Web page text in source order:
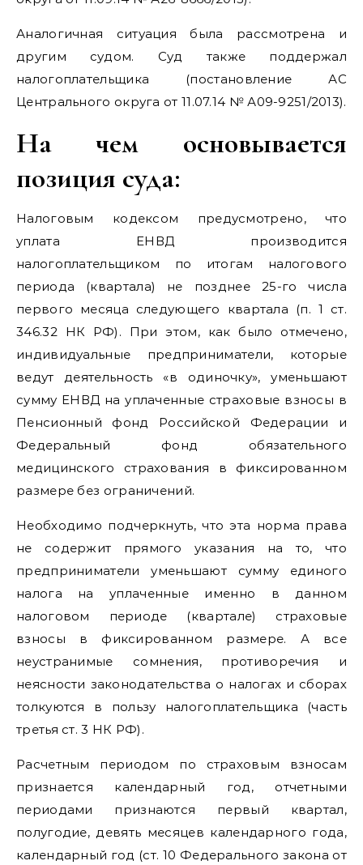
Аналогичная ситуация была рассмотрена и
другим судом. Суд также поддержал
налогоплательщика (постановление АС
Центрального округа от 11.07.14 № А09-9251/2013).
На чем основывается
позиция суда:
Налоговым кодексом предусмотрено, что
уплата ЕНВД производится
налогоплательщиком по итогам налогового
периода (квартала) не позднее 25-го числа
первого месяца следующего квартала (п. 1 ст.
346.32 НК РФ). При этом, как было отмечено,
индивидуальные предприниматели, которые
ведут деятельность «в одиночку», уменьшают
сумму ЕНВД на уплаченные страховые взносы в
Пенсионный фонд Российской Федерации и
Федеральный фонд обязательного
медицинского страхования в фиксированном
размере без ограничений.
Необходимо подчеркнуть, что эта норма права
не содержит прямого указания на то, что
предприниматели уменьшают сумму единого
налога на уплаченные именно в данном
налоговом периоде (квартале) страховые
взносы в фиксированном размере. А все
неустранимые сомнения, противоречия и
неясности законодательства о налогах и сборах
толкуются в пользу налогоплательщика (часть
третья ст. 3 НК РФ).
Расчетным периодом по страховым взносам
признается календарный год, отчетными
периодами признаются первый квартал,
полугодие, девять месяцев календарного года,
календарный год (ст. 10 Федерального закона от